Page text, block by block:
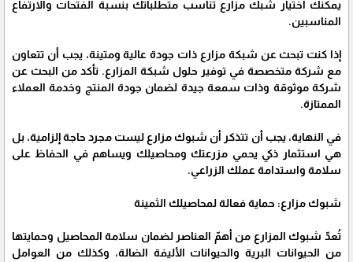
يمكنك اختيار شبك مزارع تناسب متطلباتك بنسبة الفتحات والارتفاع
المناسبين.
إذا كنت تبحث عن شبكة مزارع ذات جودة عالية ومتينة، يجب أن تتعاون
مع شركة متخصصة في توفير حلول شبكة المزارع. تأكد من البحث عن
شركة موثوقة وذات سمعة جيدة لضمان جودة المنتج وخدمة العملاء
الممتازة.
في النهاية، يجب أن تتذكر أن شبوك مزارع ليست مجرد حاجة إلزامية، بل
هي استثمار ذكي يحمي مزرعتك ومحاصيلك ويساهم في الحفاظ على
سلامة واستدامة عملك الزراعي.
شبوك مزارع: حماية فعالة لمحاصيلك الثمينة
تُعدّ شبوك المزارع من أهمّ العناصر لضمان سلامة المحاصيل وحمايتها
من الحيوانات البرية والحيوانات الأليفة الضالة، وكذلك من العوامل